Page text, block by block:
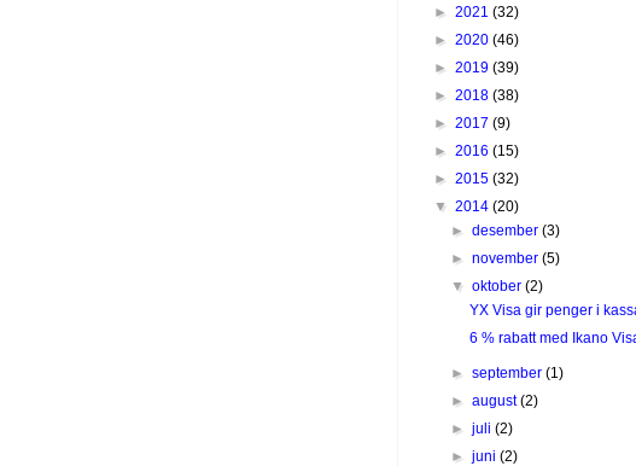
► 2021 (32)
► 2020 (46)
► 2019 (39)
► 2018 (38)
► 2017 (9)
► 2016 (15)
► 2015 (32)
▼ 2014 (20)
►desember(3)
►november(5)
▼oktober(2)
YX Visa gir penger i
6 % rabatt med Ikano
►september(1)
►august(2)
►juli(2)
►juni(2)